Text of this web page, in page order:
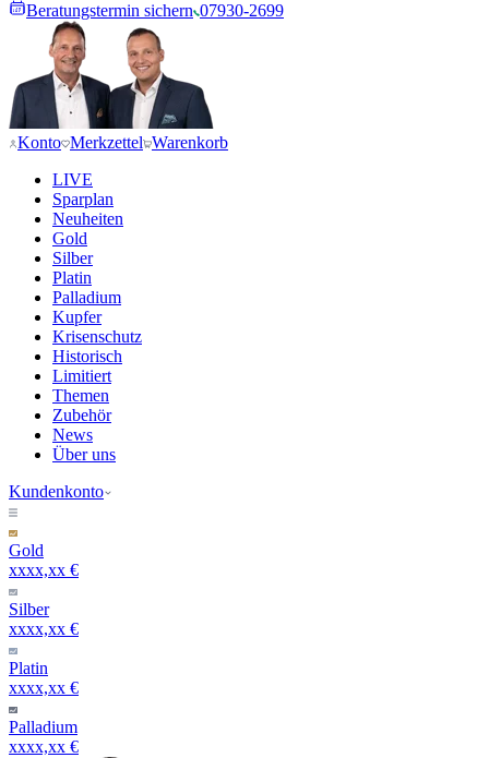
Beratungstermin sichern 07930-2699
Konto Merkzettel Warenkorb
LIVE
Sparplan
Neuheiten
Gold
Silber
Platin
Palladium
Kupfer
Krisenschutz
Historisch
Limitiert
Themen
Zubehör
News
Über uns
Kundenkonto
Gold
xxxx,xx €
Silber
xxxx,xx €
Platin
xxxx,xx €
Palladium
xxxx,xx €